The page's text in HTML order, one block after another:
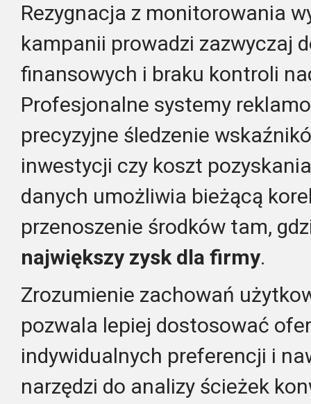
Rezygnacja z monitorowania
kampanii prowadzi zazwyczaj
finansowych i braku kontroli
Profesjonalne systemy
precyzyjne śledzenie
inwestycji czy koszt
danych umożliwia bieżącą
przenoszenie środków tam,
największy zysk dla firmy.
Zrozumienie zachowań
pozwala lepiej dostosować
indywidualnych preferencji i
narzędzi do analizy ścieżek